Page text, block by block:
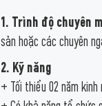
1. Trình độ chuyên
sản hoặc các chuyên
2. Kỹ năng
+ Tối thiểu 02 năm